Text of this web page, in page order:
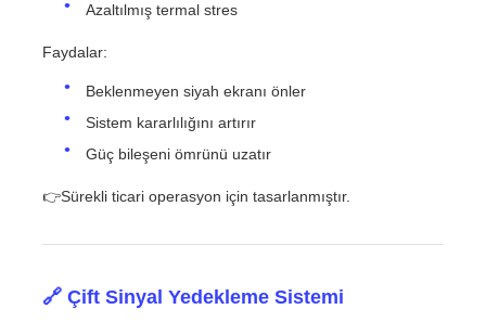
Azaltılmış termal stres
Faydalar:
Beklenmeyen siyah ekranı önler
Sistem kararlılığını artırır
Güç bileşeni ömrünü uzatır
👉Sürekli ticari operasyon için tasarlanmıştır.
🔗 Çift Sinyal Yedekleme Sistemi